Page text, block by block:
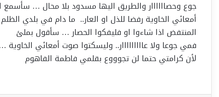
جوع وحصاااااار والطريق اليها مسدود بلا محال … سأسمع
أمعائي الخاوية رفضا للذل او العار.. ما دام في بلدي
المنتفض اذا شاءوا او فليفكوا الحصار … سأقول بملئ
فمي جوعا ولا عااااااااار.. وليسكتوا صوت أمعائي الخاوية …
لأن كرامتي حتما لن تجوووع بقلمي فاطمة الفاهوم